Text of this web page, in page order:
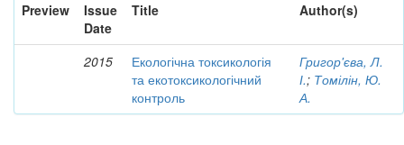
Preview
Issue
Date
Title Author(s)
2015
Екологічна токсикологія
та екотоксикологічний
контроль
Григор'єва, Л.
І.; Томілін, Ю.
А.